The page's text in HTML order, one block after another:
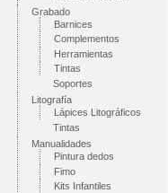
Grabado
Barnices
Complementos
Herramientas
Tintas
Soportes
Litografía
Lápices Litográficos
Tintas
Manualidades
Pintura dedos
Fimo
Kits Infantiles